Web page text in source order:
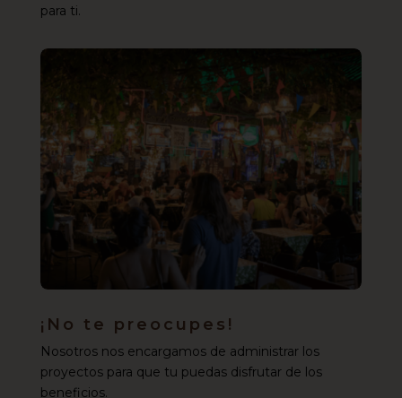
para ti.
¡No te preocupes!
Nosotros nos encargamos de administrar los
proyectos para que tu puedas disfrutar de los
beneficios.